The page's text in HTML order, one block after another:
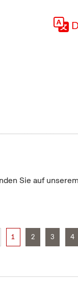
Sie auf unserem
1 2 3 4